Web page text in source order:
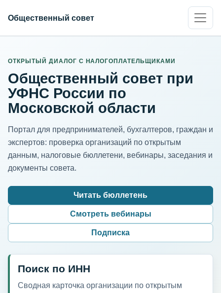
Общественный совет
ОТКРЫТЫЙ ДИАЛОГ С НАЛОГОПЛАТЕЛЬЩИКАМИ
Общественный совет при
УФНС России по
Московской области
Портал для предпринимателей, бухгалтеров, граждан и
экспертов: проверка организаций по открытым
данным, налоговые бюллетени, вебинары, заседания и
документы совета.
Читать бюллетень
Смотреть вебинары
Подписка
Поиск по ИНН
Сводная карточка организации по открытым
ИНН организации
Адрес для нормализации